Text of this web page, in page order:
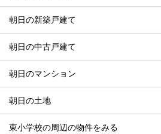
朝日の新築戸建て
朝日の中古戸建て
朝日のマンション
朝日の土地
東小学校の周辺の物件をみる